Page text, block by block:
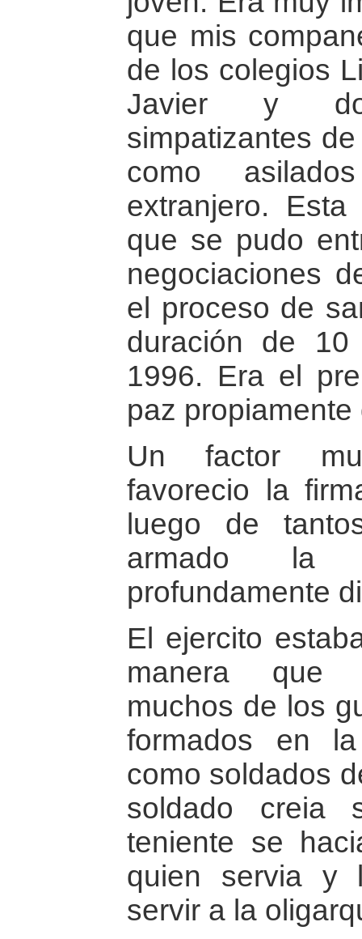
que mis
de los colegios
Javier y
simpatizantes
como
extranjero.
que se pudo
negociaciones
el proceso de
duración de
1996. Era el
paz propiamente
Un factor
favorecio la
luego de
armado la
profundamente
El ejercito
manera que
muchos de los
formados en
como soldados
soldado creia
teniente se
quien servia y
servir a la